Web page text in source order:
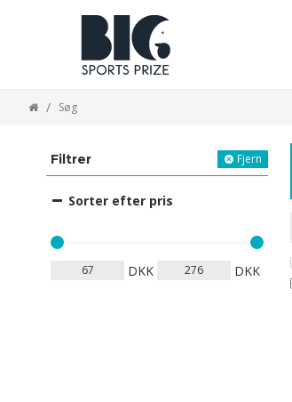
Søg
Filtrer Fjern
Sorter efter pris
DKK DKK